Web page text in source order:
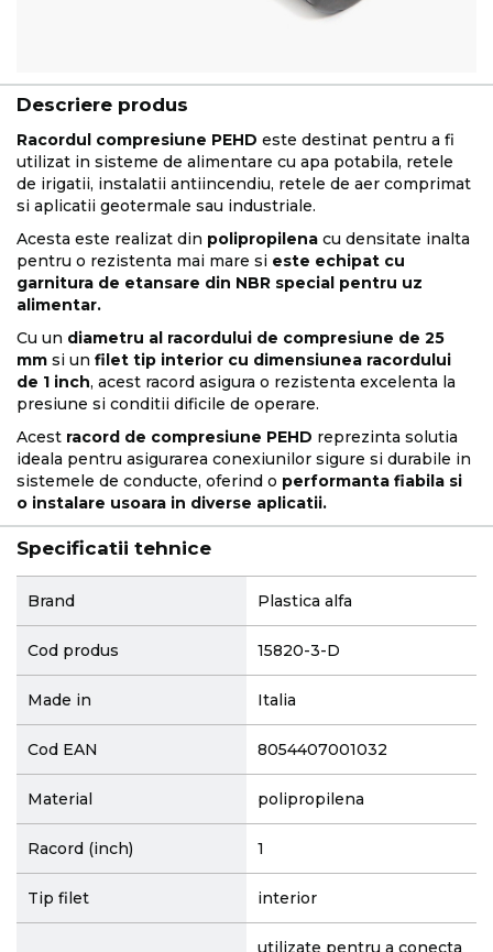
Descriere produs
Racordul compresiune PEHD este destinat pentru a fi
utilizat in sisteme de alimentare cu apa potabila, retele
de irigatii, instalatii antiincendiu, retele de aer comprimat
si aplicatii geotermale sau industriale.
Acesta este realizat din polipropilena cu densitate inalta
pentru o rezistenta mai mare si este echipat cu
garnitura de etansare din NBR special pentru uz
alimentar.
Cu un diametru al racordului de compresiune de 25
mm si un filet tip interior cu dimensiunea racordului
de 1 inch, acest racord asigura o rezistenta excelenta la
presiune si conditii dificile de operare.
Acest racord de compresiune PEHD reprezinta solutia
ideala pentru asigurarea conexiunilor sigure si durabile in
sistemele de conducte, oferind o performanta fiabila si
o instalare usoara in diverse aplicatii.
Specificatii tehnice
Brand Plastica alfa
Cod produs 15820-3-D
Made in Italia
Cod EAN 8054407001032
Material polipropilena
Racord (inch) 1
Tip filet interior
utilizate pentru a conecta